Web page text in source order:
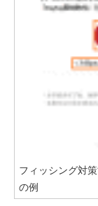
フィッシング対
の例